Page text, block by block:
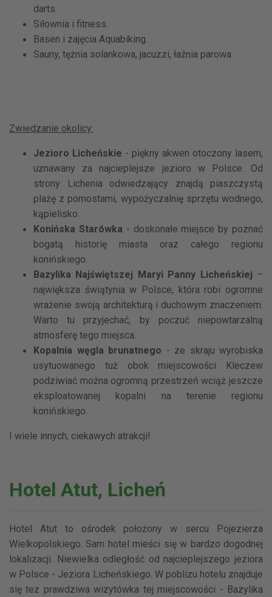
darts.
Siłownia i fitness.
Basen i zajęcia Aquabiking.
Sauny, tężnia solankowa, jacuzzi, łaźnia parowa.
Zwiedzanie okolicy:
Jezioro Licheńskie - piękny akwen otoczony lasem,
uznawany za najcieplejsze jezioro w Polsce. Od
strony Lichenia odwiedzający znajdą piaszczystą
plażę z pomostami, wypożyczalnię sprzętu wodnego,
kąpielisko.
Konińska Starówka - doskonałe miejsce by poznać
bogatą historię miasta oraz całego regionu
konińskiego.
Bazylika Najświętszej Maryi Panny Licheńskiej –
największa świątynia w Polsce, która robi ogromne
wrażenie swoją architekturą i duchowym znaczeniem.
Warto tu przyjechać, by poczuć niepowtarzalną
atmosferę tego miejsca.
Kopalnia węgla brunatnego - ze skraju wyrobiska
usytuowanego tuż obok miejscowości Kleczew
podziwiać można ogromną przestrzeń wciąż jeszcze
eksploatowanej kopalni na terenie regionu
konińskiego.
I wiele innych, ciekawych atrakcji!
Hotel Atut, Licheń
Hotel Atut to ośrodek położony w sercu Pojezierza
Wielkopolskiego. Sam hotel mieści się w bardzo dogodnej
lokalizacji. Niewielka odległość od najcieplejszego jeziora
w Polsce - Jeziora Licheńskiego. W poblizu hotelu znajduje
się tez prawdziwa wizytówka tej miejscowości - Bazylika